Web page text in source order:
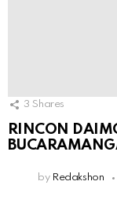
3 Shares
RINCON
by Redakshon